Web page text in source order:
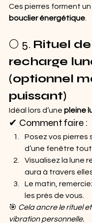
Ces pierres forment un
bouclier énergétique.
🌕 5. Rituel de
recharge
(optionnel
puissant)
Idéal lors d’une pleine
✔ Comment faire :
Posez vos pierres
d’une fenêtre
Visualisez la lune
aura à travers
Le matin,
les près de vous.
🎯 Cela ancre le rituel
vibration personnelle.